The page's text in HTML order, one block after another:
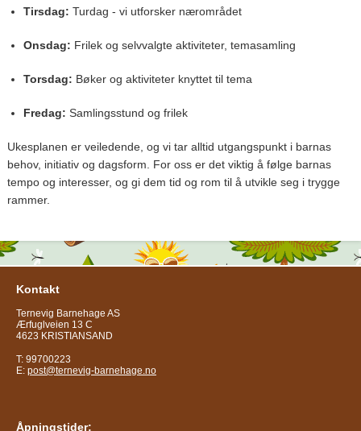
Tirsdag: Turdag - vi utforsker nærområdet
Onsdag: Frilek og selvvalgte aktiviteter, temasamling
Torsdag: Bøker og aktiviteter knyttet til tema
Fredag: Samlingsstund og frilek
Ukesplanen er veiledende, og vi tar alltid utgangspunkt i barnas
behov, initiativ og dagsform. For oss er det viktig å følge barnas
tempo og interesser, og gi dem tid og rom til å utvikle seg i trygge
rammer.
Kontakt
Ternevig Barnehage AS
Ærfuglveien 13 C
4623 KRISTIANSAND
T: 99700223
E: post@ternevig-barnehage.no
Åpningstider: